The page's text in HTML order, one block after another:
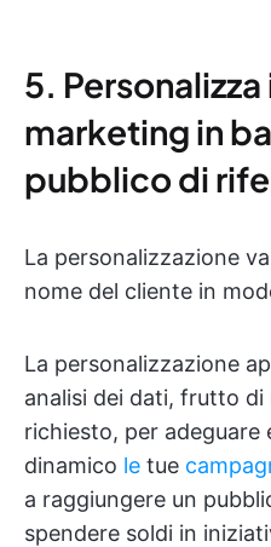
5.
marketing in
pubblico di
La personalizzazione
nome del cliente in
La personalizzazione
analisi dei dati, frutto di
richiesto, per adeguare
dinamico le tue
a raggiungere un
spendere soldi in